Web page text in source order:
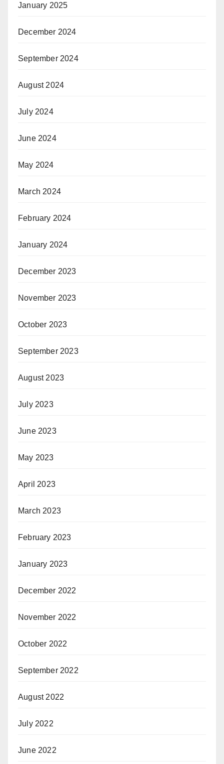
January 2025
December 2024
September 2024
August 2024
July 2024
June 2024
May 2024
March 2024
February 2024
January 2024
December 2023
November 2023
October 2023
September 2023
August 2023
July 2023
June 2023
May 2023
April 2023
March 2023
February 2023
January 2023
December 2022
November 2022
October 2022
September 2022
August 2022
July 2022
June 2022